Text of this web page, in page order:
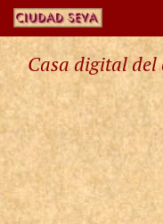
Casa digital del